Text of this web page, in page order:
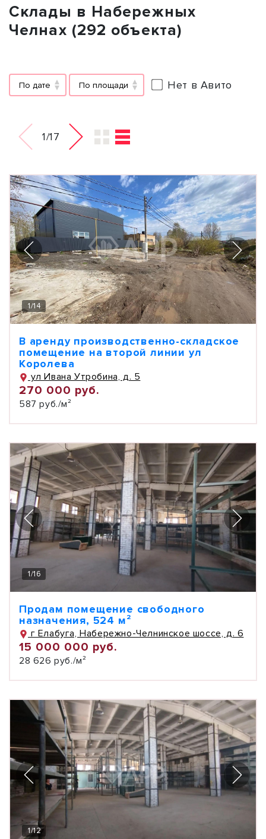
Склады в Набережных
Челнах (292 объекта)
По дате По площади Нет в Авито
1/17
1/14
В аренду производственно-складское
помещение на второй линии ул
Королева
ул Ивана Утробина, д. 5
270 000 руб.
587 руб./м²
1/16
Продам помещение свободного
назначения, 524 м²
г Елабуга, Набережно-Челнинское шоссе, д. 6
15 000 000 руб.
28 626 руб./м²
1/12